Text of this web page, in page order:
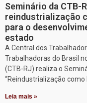
Seminário da CTB-
reindustrialização
para o
estado
A Central dos
Trabalhadoras do Brasil
(CTB-RJ) realiza o
“Reindustrialização como
Leia mais »